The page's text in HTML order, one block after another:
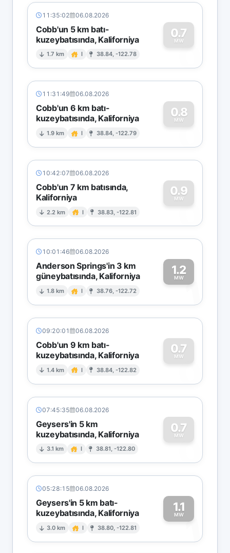
11:35:02 06.08.2026
Cobb'un 5 km batı-
kuzeybatısında, Kaliforniya
1.7 km I 38.84, -122.78
0.7
MW
0
11:31:49 06.08.2026
Cobb'un 6 km batı-
kuzeybatısında, Kaliforniya
1.9 km I 38.84, -122.79
0.8
MW
0
10:42:07 06.08.2026
Cobb'un 7 km batısında,
Kaliforniya
2.2 km I 38.83, -122.81
0.9
MW
0
10:01:46 06.08.2026
Anderson Springs'in 3 km
güneybatısında, Kaliforniya
1.8 km I 38.76, -122.72
1.2
MW1
09:20:01 06.08.2026
Cobb'un 9 km batı-
kuzeybatısında, Kaliforniya
1.4 km I 38.84, -122.82
0.7
MW
0
07:45:35 06.08.2026
Geysers'in 5 km
kuzeybatısında, Kaliforniya
3.1 km I 38.81, -122.80
0.7
MW
0
05:28:15 06.08.2026
Geysers'in 5 km batı-
kuzeybatısında, Kaliforniya
3.0 km I 38.80, -122.81
1.1
MW1